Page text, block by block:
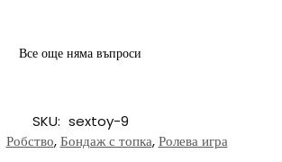
Все още няма въпроси
SKU: sextoy-9
Робство,Бондаж с топка,Ролева игра